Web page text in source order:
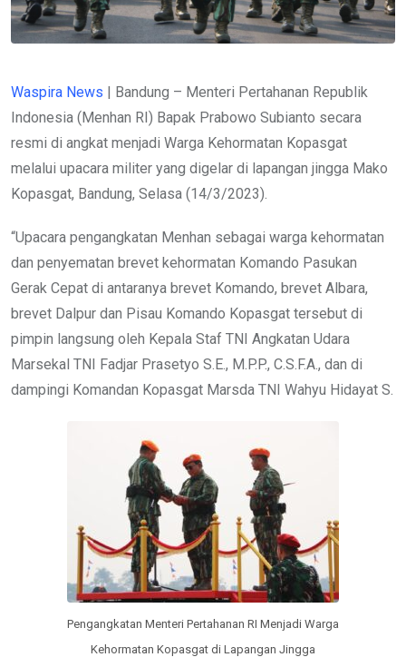
Waspira News | Bandung – Menteri Pertahanan Republik
Indonesia (Menhan RI) Bapak Prabowo Subianto secara
resmi di angkat menjadi Warga Kehormatan Kopasgat
melalui upacara militer yang digelar di lapangan jingga Mako
Kopasgat, Bandung, Selasa (14/3/2023).
“Upacara pengangkatan Menhan sebagai warga kehormatan
dan penyematan brevet kehormatan Komando Pasukan
Gerak Cepat di antaranya brevet Komando, brevet Albara,
brevet Dalpur dan Pisau Komando Kopasgat tersebut di
pimpin langsung oleh Kepala Staf TNI Angkatan Udara
Marsekal TNI Fadjar Prasetyo S.E., M.P.P., C.S.F.A., dan di
dampingi Komandan Kopasgat Marsda TNI Wahyu Hidayat S.
Pengangkatan Menteri Pertahanan RI Menjadi Warga
Kehormatan Kopasgat di Lapangan Jingga